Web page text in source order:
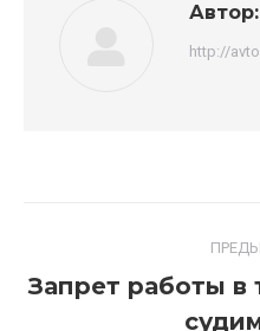
Автор:
http://
по
Запрет работы в